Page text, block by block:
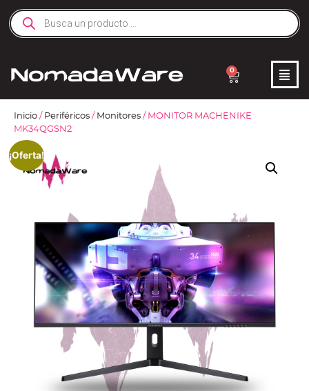
0
Inicio / Periféricos / Monitores / MONITOR MACHENIKE
MK34QGSN2
¡Oferta!